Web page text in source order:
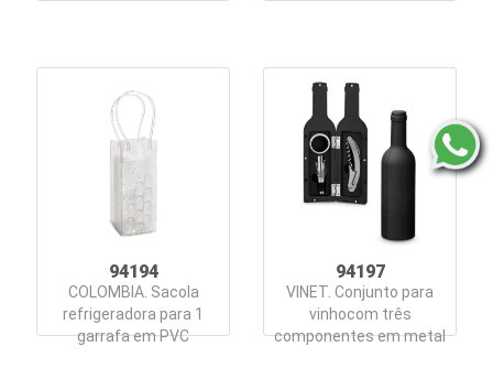
94194
COLOMBIA. Sacola
refrigeradora para 1
garrafa em PVC
94197
VINET. Conjunto para
vinhocom três
componentes em metal